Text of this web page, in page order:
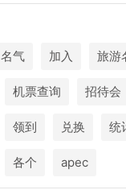
名气 加入 旅游
机票查询 招待会
领到 兑换 统
各个 apec